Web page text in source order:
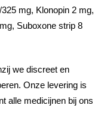
mg, Klonopin 2 mg,
Suboxone strip 8
we discreet en
Onze levering is
alle medicijnen bij ons